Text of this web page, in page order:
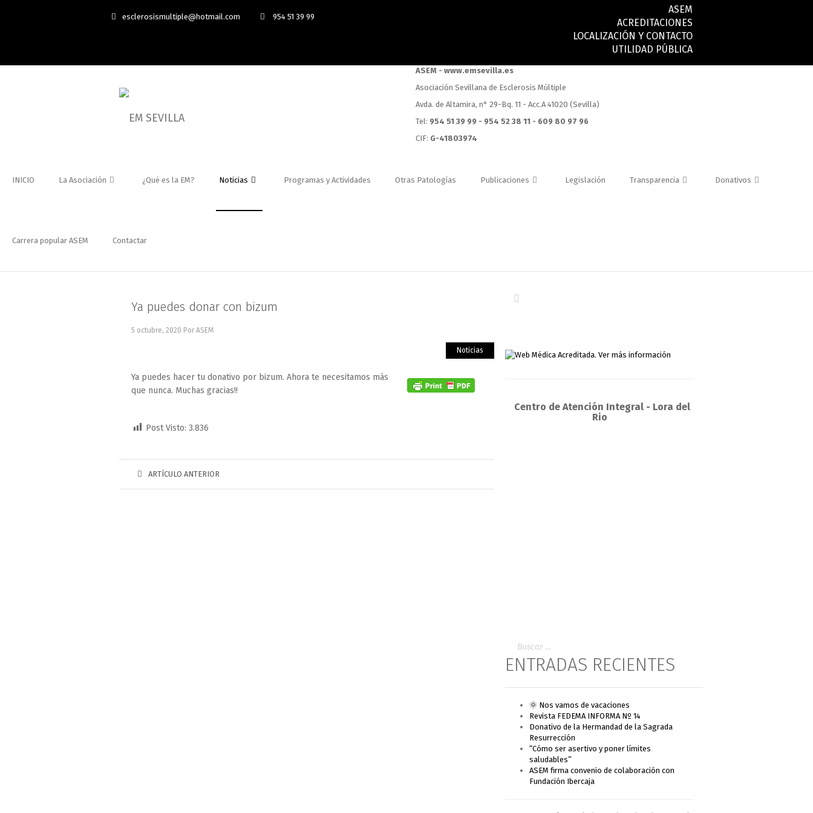
esclerosismultiple@hotmail.com 954 51 39 99
ASEM
ACREDITACIONES
LOCALIZACIÓN Y CONTACTO
UTILIDAD PÚBLICA
ASEM - www.emsevilla.es
Asociación Sevillana de Esclerosis Múltiple
Avda. de Altamira, n° 29-Bq. 11 - Acc.A 41020 (Sevilla)
Tel: 954 51 39 99 - 954 52 38 11 - 609 80 97 96
CIF: G-41803974
INICIO La Asociación ¿Qué es la EM? Noticias Programas y Actividades Otras Patologías Publicaciones Legislación Transparencia Donativos
Carrera popular ASEM Contactar
Ya puedes donar con bizum
5 octubre, 2020 Por ASEM
Noticias
Ya puedes hacer tu donativo por bizum. Ahora te necesitamos más
que nunca. Muchas gracias!!
Post Visto: 3.836
ARTÍCULO ANTERIOR
Centro de Atención Integral - Lora del
Rio
ENTRADAS RECIENTES
🌞 Nos vamos de vacaciones
Revista FEDEMA INFORMA Nº 14
Donativo de la Hermandad de la Sagrada
Resurrección
“Cómo ser asertivo y poner límites
saludables”
ASEM firma convenio de colaboración con
Fundación Ibercaja